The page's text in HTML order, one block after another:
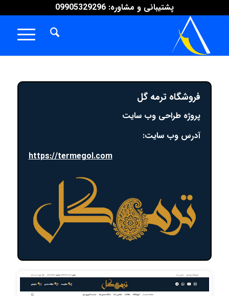
پشتیبانی و مشاوره: 09905329296
فروشگاه ترمه گل
پروژه طراحی وب سایت
آدرس وب سایت:
https://termegol.com